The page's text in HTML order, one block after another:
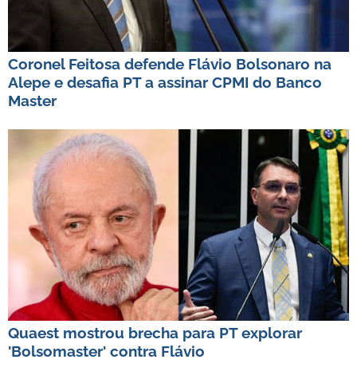
Coronel Feitosa defende Flávio Bolsonaro na
Alepe e desafia PT a assinar CPMI do Banco
Master
Quaest mostrou brecha para PT explorar
'Bolsomaster' contra Flávio